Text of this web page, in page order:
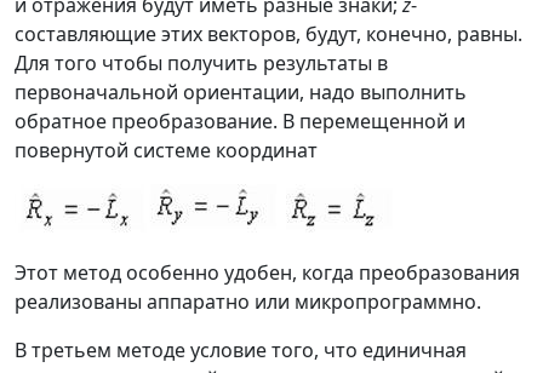
составляющие этих векторов, будут, конечно, равны.
Для того чтобы получить результаты в
первоначальной ориентации, надо выполнить
обратное преобразование. В перемещенной и
повернутой системе координат
Этот метод особенно удобен, когда преобразования
реализованы аппаратно или микропрограммно.
В третьем методе условие того, что единичная